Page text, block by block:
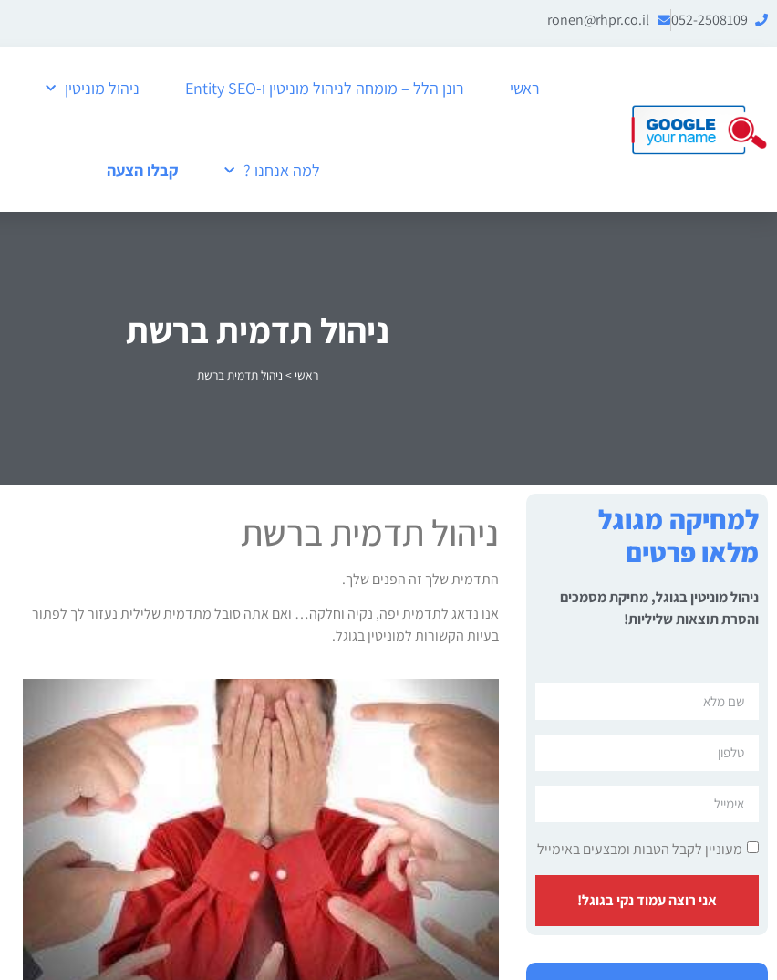
052-2508109
ronen@rhpr.co.il
ראשי רונן הלל – מומחה לניהול מוניטין ו-Entity SEO ניהול מוניטין
למה אנחנו ? קבלו הצעה
ניהול תדמית ברשת
ראשי > ניהול תדמית ברשת
למחיקה מגוגל
מלאו פרטים
ניהול מוניטין בגוגל, מחיקת מסמכים
והסרת תוצאות שליליות!
מעוניין לקבל הטבות ומבצעים באימייל
אני רוצה עמוד נקי בגוגל!
ניהול תדמית ברשת
התדמית שלך זה הפנים שלך.
אנו נדאג לתדמית יפה, נקיה וחלקה… ואם אתה סובל מתדמית שלילית נעזור לך לפתור
בעיות הקשורות למוניטין בגוגל.